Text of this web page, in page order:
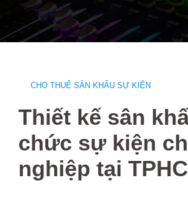
content
CHO THUÊ SÂN KHẤU SỰ KIỆN
Thiết kế sân
chức sự kiện
nghiệp tại